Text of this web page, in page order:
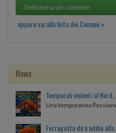
oppure vai alla lista dei Comuni »
News
Temporali violenti al
Una temporanea
Ferragosto dirà addio